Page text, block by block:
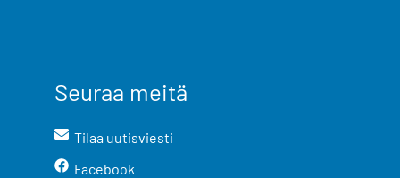
Seuraa meitä
Tilaa uutisviesti
Facebook